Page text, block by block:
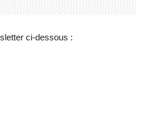
ci-dessous :